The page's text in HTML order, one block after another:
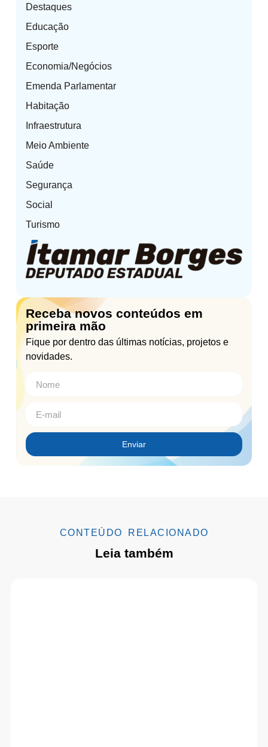
Destaques
Educação
Esporte
Economia/Negócios
Emenda Parlamentar
Habitação
Infraestrutura
Meio Ambiente
Saúde
Segurança
Social
Turismo
Receba novos conteúdos em
primeira mão
Fique por dentro das últimas notícias, projetos e
novidades.
Enviar
CONTEÚDO RELACIONADO
Leia também